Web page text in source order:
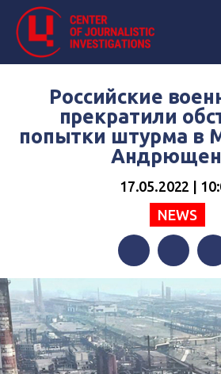
Российские
прекратили
попытки штурма в
17.05.2022 |
NEWS
FacebookTwitter